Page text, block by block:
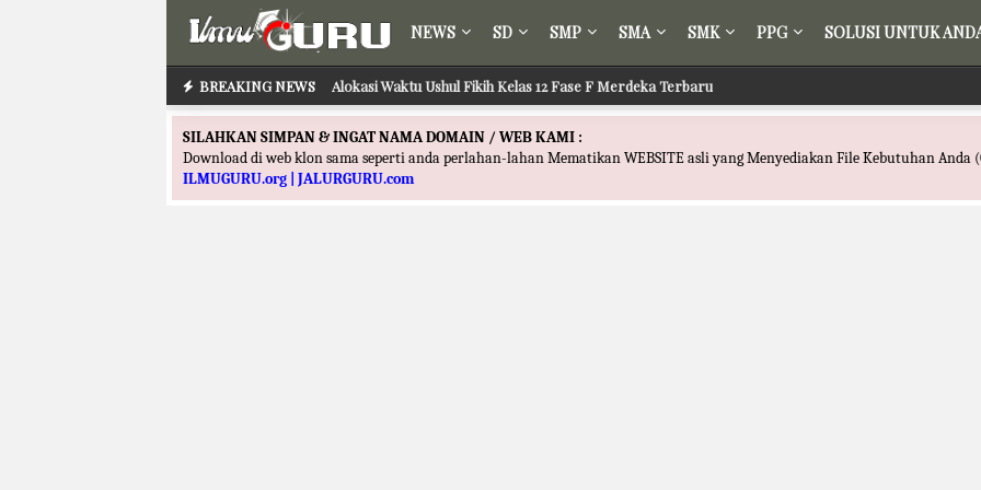
NEWS SD SMP SMA SMK PPG SOLUSI UNTUK
BREAKING NEWS Alokasi Waktu Ushul Fikih Kelas 12 Fase F Merdeka Terbaru
SILAHKAN SIMPAN & INGAT NAMA DOMAIN / WEB KAMI :
Download di web klon sama seperti anda perlahan-lahan Mematikan WEBSITE asli yang Menyediakan File Kebutuhan Anda
ILMUGURU.org | JALURGURU.com